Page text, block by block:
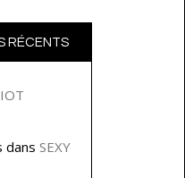
RÉCENTS
dans SEXY